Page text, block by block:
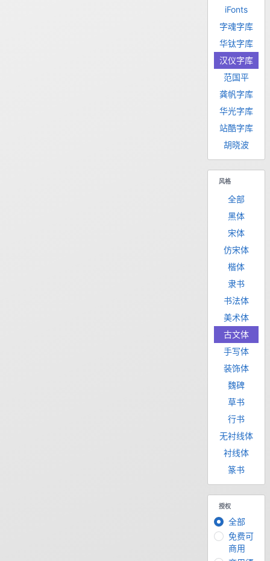
iFonts
字魂字库
华钛字库
汉仪字库
范国平
龚帆字库
华光字库
站酷字库
胡晓波
风格
全部
黑体
宋体
仿宋体
楷体
隶书
书法体
美术体
古文体
手写体
装饰体
魏碑
草书
行书
无衬线体
衬线体
篆书
授权
全部
免费可
商用